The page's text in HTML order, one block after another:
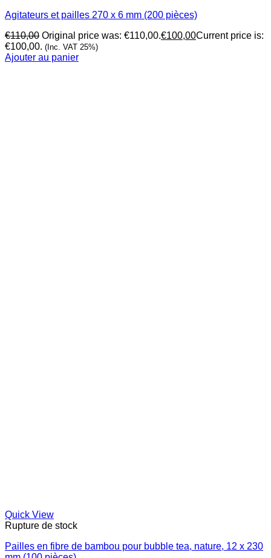
Agitateurs et pailles 270 x 6 mm (200 pièces)
€110,00 Original price was: €110,00.€100,00Current price is:
€100,00. (Inc. VAT 25%)
Ajouter au panier
Quick View
Rupture de stock
Pailles en fibre de bambou pour bubble tea, nature, 12 x 230